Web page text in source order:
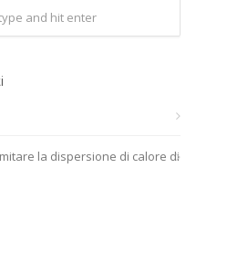
la dispersione di calore di